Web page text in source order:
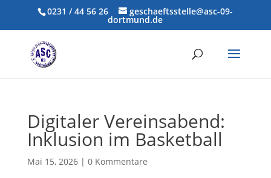
0231 / 44 56 26 geschaeftsstelle@asc-09-
dortmund.de
Digitaler Vereinsabend:
Inklusion im Basketball
Mai 15, 2026| 0 Kommentare